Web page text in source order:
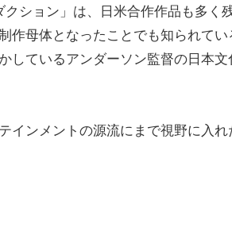
ション」は、日米合作作品も多く
作母体となったことでも知られて
しているアンダーソン監督の日本文
インメントの源流にまで視野に入れ